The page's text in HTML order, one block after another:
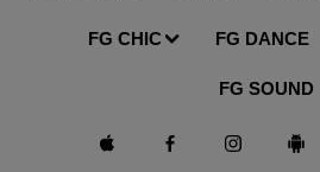
FG CHIC FG DANCE
FG SOUND